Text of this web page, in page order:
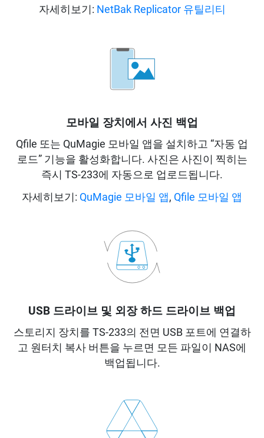
자세히보기: NetBak Replicator 유틸리티
모바일 장치에서 사진 백업
Qfile 또는 QuMagie 모바일 앱을 설치하고 “자동 업
로드” 기능을 활성화합니다. 사진은 사진이 찍히는
즉시 TS-233에 자동으로 업로드됩니다.
자세히보기: QuMagie 모바일 앱, Qfile 모바일 앱
USB 드라이브 및 외장 하드 드라이브 백업
스토리지 장치를 TS-233의 전면 USB 포트에 연결하
고 원터치 복사 버튼을 누르면 모든 파일이 NAS에
백업됩니다.